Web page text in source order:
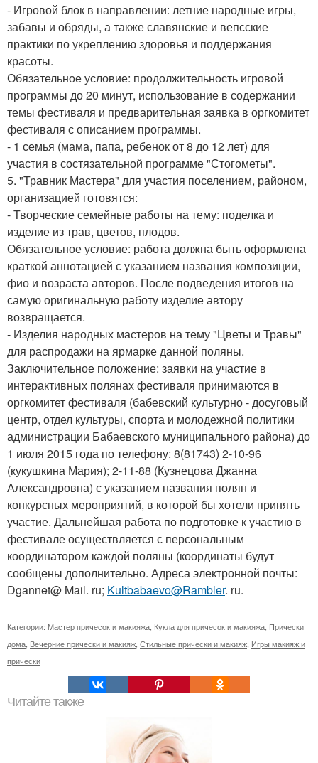
- Игровой блок в направлении: летние народные игры,
забавы и обряды, а также славянские и вепсские
практики по укреплению здоровья и поддержания
красоты.
Обязательное условие: продолжительность игровой
программы до 20 минут, использование в содержании
темы фестиваля и предварительная заявка в оргкомитет
фестиваля с описанием программы.
- 1 семья (мама, папа, ребенок от 8 до 12 лет) для
участия в состязательной программе "Стогометы".
5. "Травник Мастера" для участия поселением, районом,
организацией готовятся:
- Творческие семейные работы на тему: поделка и
изделие из трав, цветов, плодов.
Обязательное условие: работа должна быть оформлена
краткой аннотацией с указанием названия композиции,
фио и возраста авторов. После подведения итогов на
самую оригинальную работу изделие автору
возвращается.
- Изделия народных мастеров на тему "Цветы и Травы"
для распродажи на ярмарке данной поляны.
Заключительное положение: заявки на участие в
интерактивных полянах фестиваля принимаются в
оргкомитет фестиваля (бабевский культурно - досуговый
центр, отдел культуры, спорта и молодежной политики
администрации Бабаевского муниципального района) до
1 июля 2015 года по телефону: 8(81743) 2-10-96
(кукушкина Мария); 2-11-88 (Кузнецова Джанна
Александровна) с указанием названия полян и
конкурсных мероприятий, в которой бы хотели принять
участие. Дальнейшая работа по подготовке к участию в
фестивале осуществляется с персональным
координатором каждой поляны (координаты будут
сообщены дополнительно. Адреса электронной почты:
Dgannet@ Mail. ru; Kultbabaevo@Rambler. ru.
Категории: Мастер причесок и макияжа Кукла для причесок и макияжа Прически
дома Вечерние прически и макияж Стильные прически и макияж Игры макияж и
прически
Читайте также